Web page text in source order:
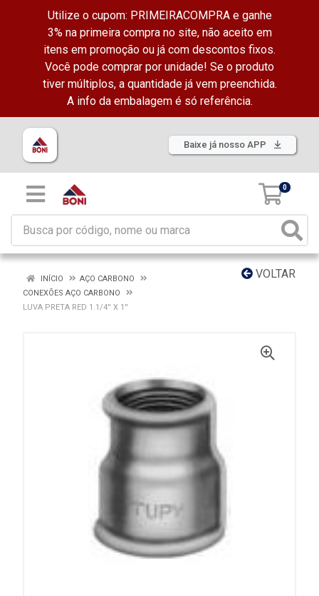
Utilize o cupom: PRIMEIRACOMPRA e ganhe
3% na primeira compra no site, não aceito em
itens em promoção ou já com descontos fixos.
Você pode comprar por unidade! Se o produto
tiver múltiplos, a quantidade já vem preenchida.
A info da embalagem é só referência.
Baixe já nosso APP
0
VOLTAR
INÍCIO
AÇO CARBONO
CONEXÕES AÇO CARBONO
LUVA PRETA RED 1.1/4'' X 1''